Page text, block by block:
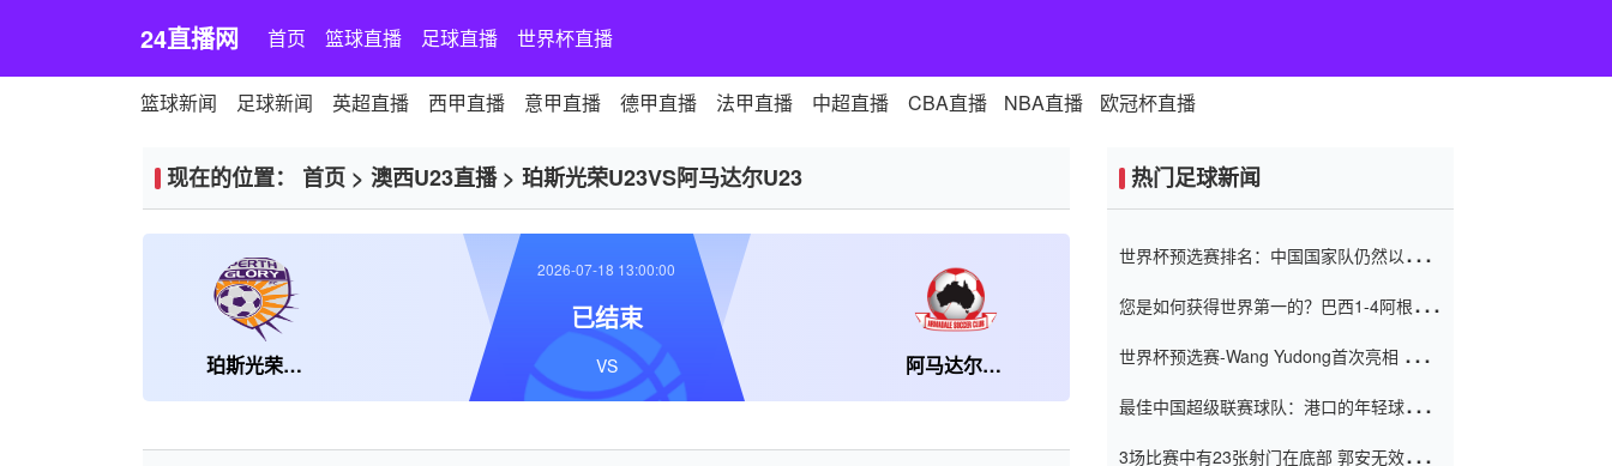
24直播网 首页 篮球直播 足球直播 世界杯直播
篮球新闻 足球新闻 英超直播 西甲直播 意甲直播 德甲直播 法甲直播 中超直播 CBA直播 NBA直播 欧冠杯直播
现在的位置： 首页 > 澳西U23直播> 珀斯光荣U23VS阿马达尔U23
珀斯光荣U23 阿马达尔U23
2026-07-18 13:00:00
已结束
VS
热门足球新闻
世界杯预选赛排名：中国国家队仍然以6分
您是如何获得世界第一的？巴西1-4阿根
世界杯预选赛-Wang Yudong首次亮相 中国
最佳中国超级联赛球队：港口的年轻球员在
（Taishan）
3场比赛中有23张射门在底部 郭安无效传球